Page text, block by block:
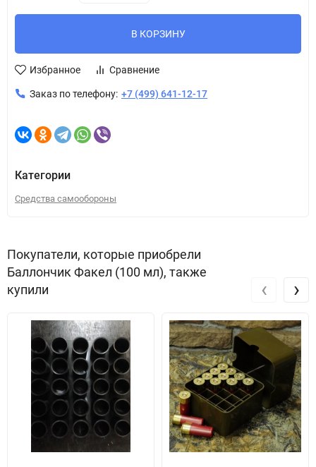
В КОРЗИНУ
Избранное Сравнение
Заказ по телефону: +7 (499) 641-12-17
Категории
Средства самообороны
Покупатели, которые приобрели
Баллончик Факел (100 мл), также
купили
‹ ›